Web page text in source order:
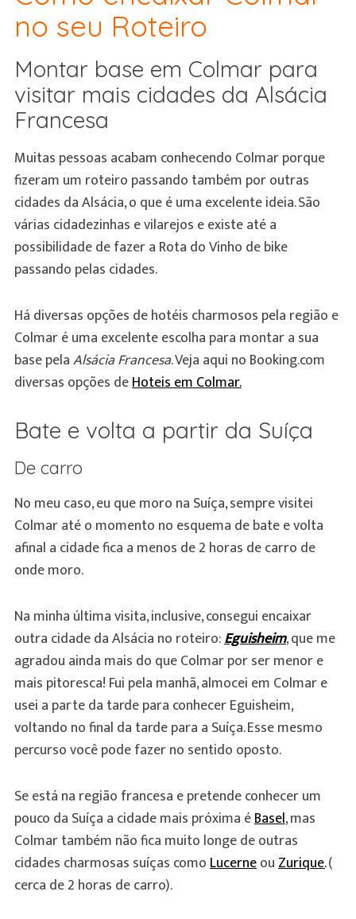
no seu Roteiro
Montar base em Colmar para
visitar mais cidades da Alsácia
Francesa
Muitas pessoas acabam conhecendo Colmar porque
fizeram um roteiro passando também por outras
cidades da Alsácia, o que é uma excelente ideia. São
várias cidadezinhas e vilarejos e existe até a
possibilidade de fazer a Rota do Vinho de bike
passando pelas cidades.
Há diversas opções de hotéis charmosos pela região e
Colmar é uma excelente escolha para montar a sua
base pelaAlsácia Francesa. Veja aqui no Booking.com
diversas opções deHoteis em Colmar.
Bate e volta a partir da Suíça
De carro
No meu caso, eu que moro na Suíça, sempre visitei
Colmar até o momento no esquema de bate e volta
afinal a cidade fica a menos de 2 horas de carro de
onde moro.
Na minha última visita, inclusive, consegui encaixar
outra cidade da Alsácia no roteiro:Eguisheim, que me
agradou ainda mais do que Colmar por ser menor e
mais pitoresca! Fui pela manhã, almocei em Colmar e
usei a parte da tarde para conhecer Eguisheim,
voltando no final da tarde para a Suíça. Esse mesmo
percurso você pode fazer no sentido oposto.
Se está na região francesa e pretende conhecer um
pouco da Suíça a cidade mais próxima éBasel, mas
Colmar também não fica muito longe de outras
cidades charmosas suíças comoLucerneouZurique.(
cerca de 2 horas de carro).